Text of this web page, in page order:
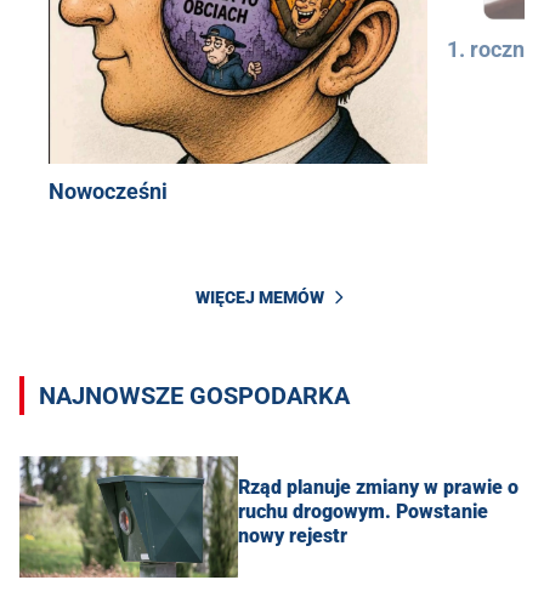
Nowocześni
1.
WIĘCEJ MEMÓW
NAJNOWSZE GOSPODARKA
Rząd planuje zmiany w prawie o
ruchu drogowym. Powstanie
nowy rejestr